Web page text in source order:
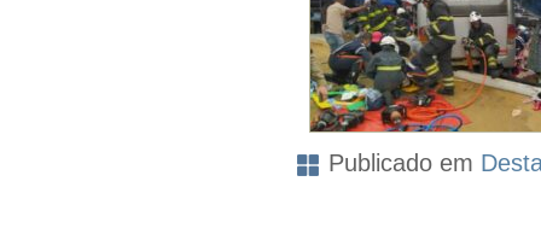
Publicado em